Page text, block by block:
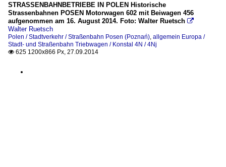
STRASSENBAHNBETRIEBE IN POLEN Historische
Strassenbahnen POSEN Motorwagen 602 mit Beiwagen 456
aufgenommen am 16. August 2014. Foto: Walter Ruetsch 
Walter Ruetsch
Polen / Stadtverkehr / Straßenbahn Posen (Poznań), allgemein Europa /
Stadt- und Straßenbahn Triebwagen / Konstal 4N / 4Nj
 625 1200x866 Px, 27.09.2014